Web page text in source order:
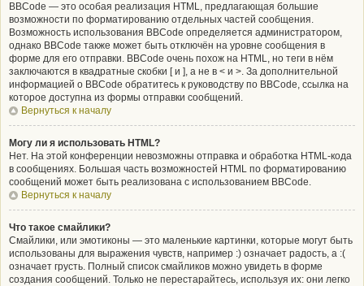
BBCode — это особая реализация HTML, предлагающая большие
возможности по форматированию отдельных частей сообщения.
Возможность использования BBCode определяется администратором,
однако BBCode также может быть отключён на уровне сообщения в
форме для его отправки. BBCode очень похож на HTML, но теги в нём
заключаются в квадратные скобки [ и ], а не в < и >. За дополнительной
информацией о BBCode обратитесь к руководству по BBCode, ссылка на
которое доступна из формы отправки сообщений.
Вернуться к началу
Могу ли я использовать HTML?
Нет. На этой конференции невозможны отправка и обработка HTML-кода
в сообщениях. Большая часть возможностей HTML по форматированию
сообщений может быть реализована с использованием BBCode.
Вернуться к началу
Что такое смайлики?
Смайлики, или эмотиконы — это маленькие картинки, которые могут быть
использованы для выражения чувств, например :) означает радость, а :(
означает грусть. Полный список смайликов можно увидеть в форме
создания сообщений. Только не перестарайтесь, используя их: они легко